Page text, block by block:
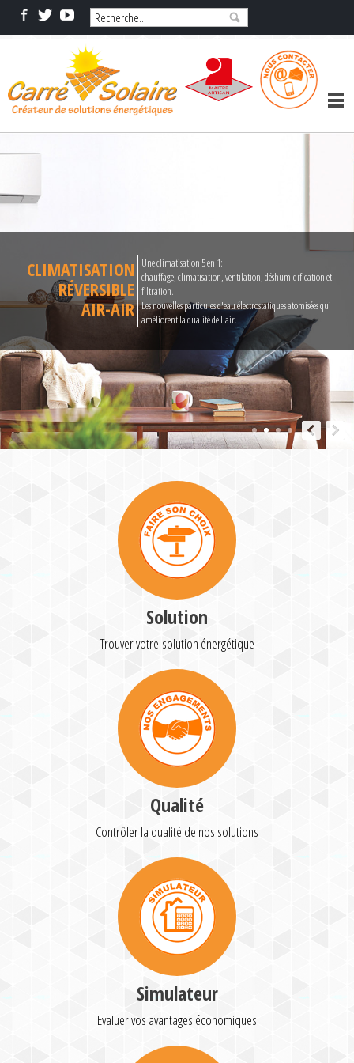
CLIMATISATION
RÉVERSIBLE
AIR-AIR
Une climatisation 5 en 1:
chauffage, climatisation, ventilation, déshumidification et
filtration.
Les nouvelles particules d'eau électrostatiques atomisées qui
améliorent la qualité de l'air.
Solution
Trouver votre solution énergétique
Qualité
Contrôler la qualité de nos solutions
Simulateur
Evaluer vos avantages économiques